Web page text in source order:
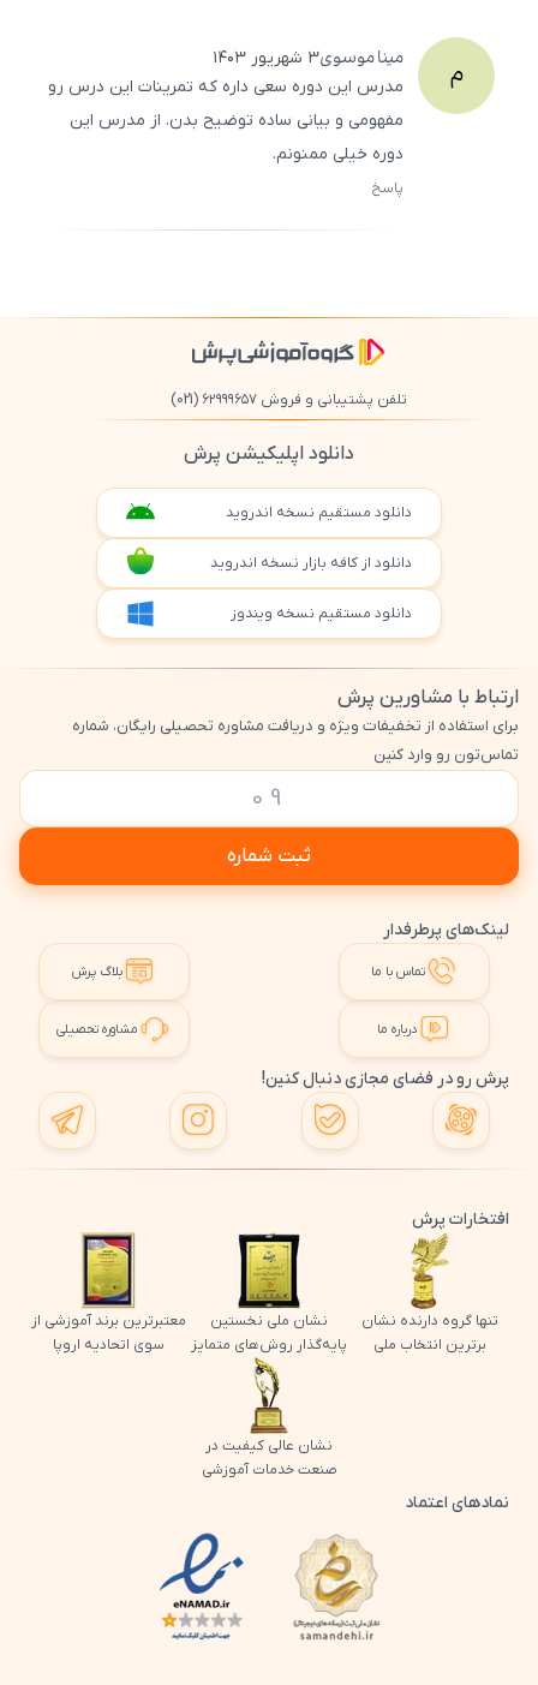
م میناموسوی۳ شهریور ۱۴۰۳
مدرس این دوره سعی داره که تمرینات این درس رو
مفهومی و بیانی ساده توضیح بدن. از مدرس این
دوره خیلی ممنونم.
پاسخ
تلفن پشتیبانی و فروش ۶۲۹۹۹۶۵۷ (021)
دانلود اپلیکیشن پرش
دانلود مستقیم نسخه اندروید
دانلود از کافه بازار نسخه اندروید
دانلود مستقیم نسخه ویندوز
ارتباط با مشاورین پرش
برای استفاده از تخفیفات ویژه و دریافت مشاوره تحصیلی رایگان، شماره
تماس‌تون رو وارد کنین
ثبت شماره
لینک‌های پرطرفدار
تماس با ما بلاگ پرش
درباره ما مشاوره تحصیلی
پرش رو در فضای مجازی دنبال کنین!
افتخارات پرش
تنها گروه دارنده نشان
برترین انتخاب ملی
نشان ملی نخستین
پایه‌گذار روش‌های متمایز
معتبرترین برند آموزشی از
سوی اتحادیه اروپا
نشان عالی کیفیت در
صنعت خدمات آموزشی
نمادهای اعتماد
لوگو اینماد پرش